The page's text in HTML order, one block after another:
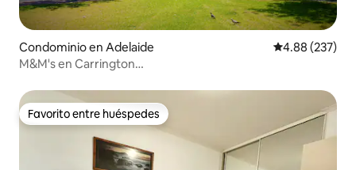
Condominio en Adelaide Calificación
4.88 (237)
M&M's en Carrington
Favorito entre huéspedes
Favorito entre huéspedes